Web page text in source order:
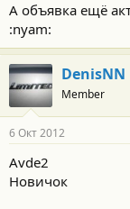
А объявка ещё
:nyam:
DenisNN
Member
6 Окт 2012
Avde2
Новичок